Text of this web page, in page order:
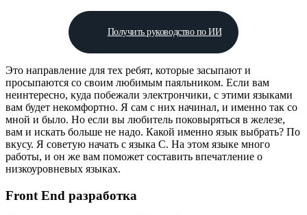
Получить руководство по ИИ
Это направление для тех ребят, которые засыпают и
просыпаются со своим любимым паяльником. Если вам
неинтересно, куда побежали электрончики, с этими языками
вам будет некомфортно. Я сам с них начинал, и именно так со
мной и было. Но если вы любитель поковыряться в железе,
вам и искать больше не надо. Какой именно язык выбрать? По
вкусу. Я советую начать с языка С. На этом языке много
работы, и он же вам поможет составить впечатление о
низкоуровневых языках.
Front End разработка